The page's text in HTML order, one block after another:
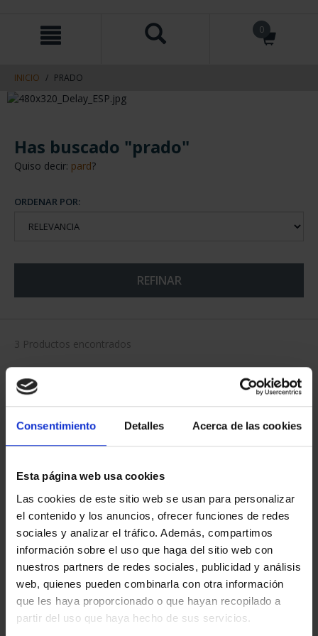
Consentimiento Detalles Acerca de las cookies
Esta página web usa cookies
Las cookies de este sitio web se usan para personalizar
el contenido y los anuncios, ofrecer funciones de redes
sociales y analizar el tráfico. Además, compartimos
información sobre el uso que haga del sitio web con
nuestros partners de redes sociales, publicidad y análisis
web, quienes pueden combinarla con otra información
que les haya proporcionado o que hayan recopilado a
partir del uso que haya hecho de sus servicios.
contenido
navegacin
0
INICIO PRADO
Has buscado "prado"
Quiso decir: pard?
ORDENAR POR:
REFINAR
3 Productos encontrados
CENTENARIO DE
SOROLLA (2023) ONZA
PLATA
153,00 €
PICASSO (2023) ONZA
"ARLEQUÍN (LEÓNIDE)"
163,00 €